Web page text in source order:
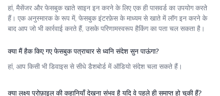
हां, मैसेंजर और फेसबुक खाते साइन इन करने के लिए एक ही पासवर्ड का उपयोग करते
हैं। एक अनुस्मारक के रूप में, फेसबुक इंटरफ़ेस के माध्यम से खाते में लॉग इन करने के
बाद आप जो भी कार्रवाई करते हैं, उसके परिणामस्वरूप हैकिंग का पता चल सकता है।
क्या मैं हैक किए गए फेसबुक पत्राचार से ध्वनि संदेश सुन पाऊंगा?
हां, आप किसी भी डिवाइस से सीधे डैशबोर्ड में ऑडियो संदेश चला सकते हैं।
क्या लक्ष्य प्रोफ़ाइल की कहानियाँ देखना संभव है यदि वे पहले ही समाप्त हो चुकी हैं?